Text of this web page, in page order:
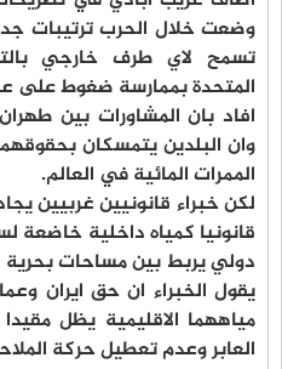
وضعت خلال الحرب ترتيبات
تسمح لاي طرف خارجي
المتحدة بممارسة ضغوط على
افاد بان المشاورات بين
وان البلدين يتمسكان
الممرات المائية في العالم.
لكن خبراء قانونيين غربيين
قانونيا كمياه داخلية
دولي يربط بين مساحات بحرية
يقول الخبراء ان حق ايران
مياههما الاقليمية يظل
العابر وعدم تعطيل حركة